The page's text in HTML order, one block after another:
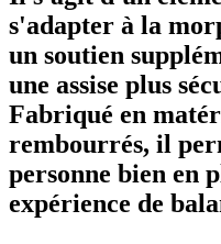
s'adapter à la
un soutien
une assise plus
Fabriqué en
rembourrés, il
personne bien en
expérience de